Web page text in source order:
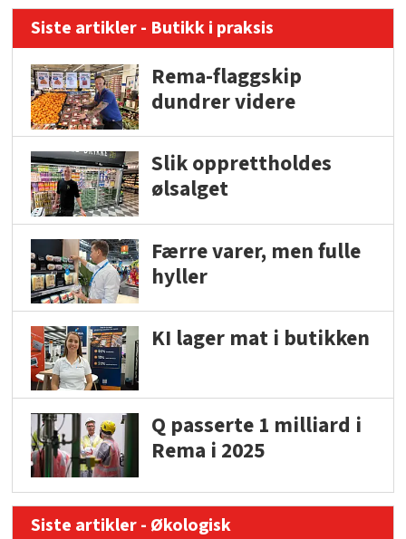
Siste artikler - Butikk i praksis
Rema-flaggskip
dundrer videre
Slik opprettholdes
ølsalget
Færre varer, men fulle
hyller
KI lager mat i butikken
Q passerte 1 milliard i
Rema i 2025
Siste artikler - Økologisk